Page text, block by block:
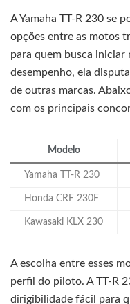
A Yamaha TT-R 230 se
opções entre as motos
para quem busca
desempenho, ela
de outras marcas.
com os principais
Modelo
Yamaha TT-R 230
Honda CRF 230F
Kawasaki KLX 230
A escolha entre esses
perfil do piloto. A TT-R
dirigibilidade fácil para